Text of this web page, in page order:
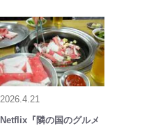
2026.4.21
Netflix『隣の国のグルメ